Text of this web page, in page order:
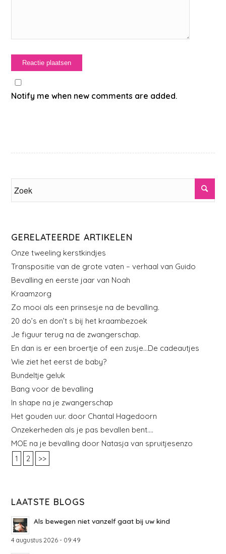
Notify me when new comments are added.
GERELATEERDE ARTIKELEN
Onze tweeling kerstkindjes
Transpositie van de grote vaten – verhaal van Guido
Bevalling en eerste jaar van Noah
Kraamzorg
Zo mooi als een prinsesje na de bevalling.
20 do’s en don’t s bij het kraambezoek
Je figuur terug na de zwangerschap.
En dan is er een broertje of een zusje…De cadeautjes
Wie ziet het eerst de baby?
Bundeltje geluk
Bang voor de bevalling
In shape na je zwangerschap
Het gouden uur. door Chantal Hagedoorn
Onzekerheden als je pas bevallen bent….
MOE na je bevalling door Natasja van spruitjesenzo
1
2 >>
LAATSTE BLOGS
Als bewegen niet vanzelf gaat bij uw kind
4 augustus 2026 - 09:49